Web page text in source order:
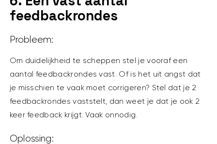
feedbackrondes
Probleem:
Om duidelijkheid te scheppen stel je vooraf een
aantal feedbackrondes vast. Of is het uit angst dat
je misschien te vaak moet corrigeren? Stel dat je 2
feedbackrondes vaststelt, dan weet je dat je ook 2
keer feedback krijgt. Vaak onnodig.
Oplossing: